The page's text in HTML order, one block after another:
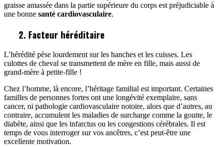
graisse amassée dans la partie supérieure du corps est préjudiciable à
une bonne santé cardiovasculaire.
2. Facteur héréditaire
L’hérédité pèse lourdement sur les hanches et les cuisses. Les
culottes de cheval se transmettent de mère en fille, mais aussi de
grand-mère à petite-fille !
Chez l’homme, là encore, l’héritage familial est important. Certaines
familles de personnes fortes ont une longévité exemplaire, sans
cancer, ni pathologie cardiovasculaire notoire, alors que d’autres, au
contraire, accumulent les maladies de surcharge comme la goutte, le
diabète, ainsi que les infarctus ou les congestions cérébrales. Il est
temps de vous interroger sur vos ancêtres, c’est peut-être une
excellente motivation.